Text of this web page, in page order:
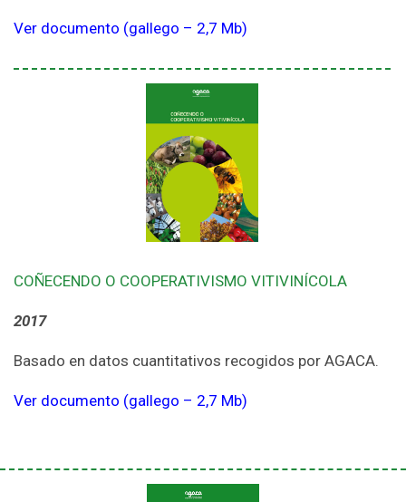
Ver documento (gallego – 2,7 Mb)
COÑECENDO O COOPERATIVISMO VITIVINÍCOLA
2017
Basado en datos cuantitativos recogidos por AGACA.
Ver documento (gallego – 2,7 Mb)